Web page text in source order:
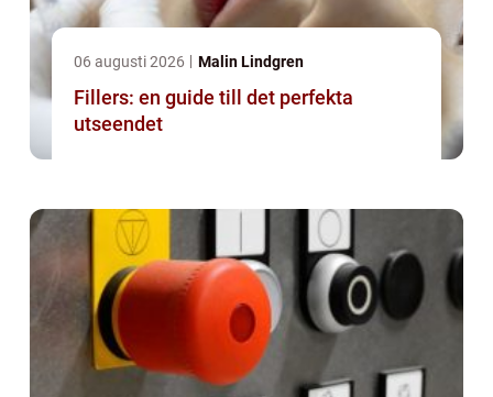
06 augusti 2026 Malin Lindgren
Fillers: en guide till det perfekta
utseendet